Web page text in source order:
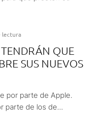
lectura
QUE
SUS NUEVOS
por parte de Apple.
parte de los de...